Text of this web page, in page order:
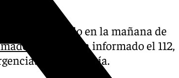
ha sido hallado en la mañana de
, según ha informado el 112,
de Andalucía.